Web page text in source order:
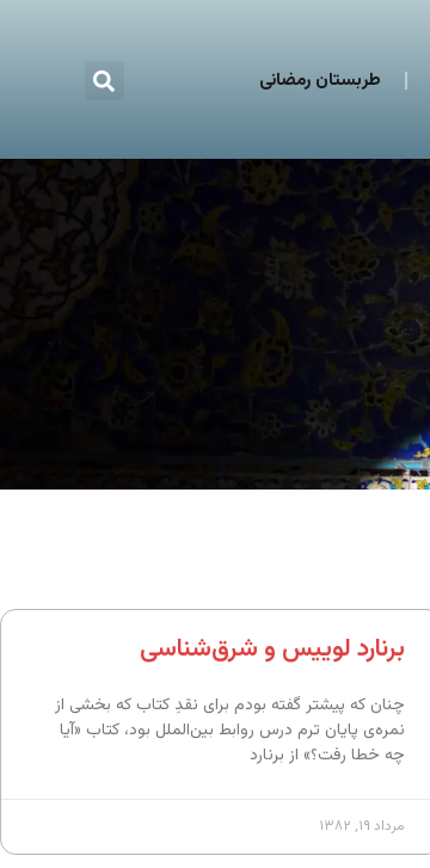
طربستان رمضانی
برنارد لوییس و شرق‌شناسی
چنان که پیشتر گفته بودم برای نقدِ کتاب که بخشی از
نمره‌ی پایان ترم درس روابط بین‌الملل بود، کتاب «آیا
چه خطا رفت؟» از برنارد
مرداد ۱۹, ۱۳۸۲